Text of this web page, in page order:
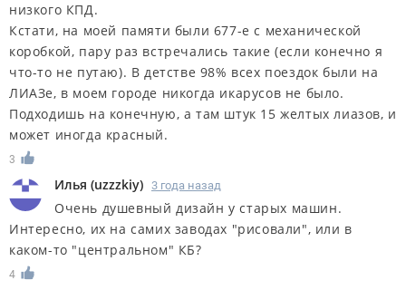
низкого КПД.
Кстати, на моей памяти были 677-е с механической
коробкой, пару раз встречались такие (если конечно я
что-то не путаю). В детстве 98% всех поездок были на
ЛИАЗе, в моем городе никогда икарусов не было.
Подходишь на конечную, а там штук 15 желтых лиазов, и
может иногда красный.
3
Илья (uzzzkiy) 3 года назад
Очень душевный дизайн у старых машин.
Интересно, их на самих заводах "рисовали", или в
каком-то "центральном" КБ?
4